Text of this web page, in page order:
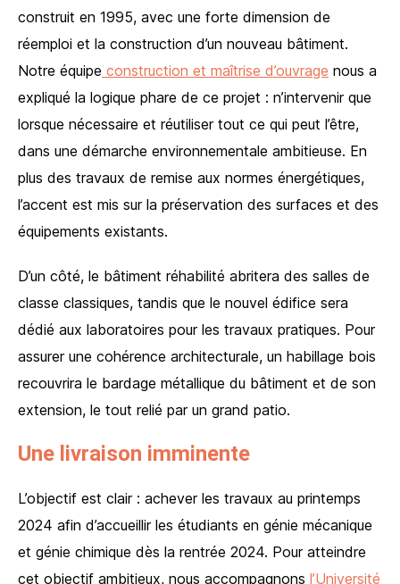
construit en 1995, avec une forte dimension de
réemploi et la construction d’un nouveau bâtiment.
Notre équipe construction et maîtrise d’ouvrage nous a
expliqué la logique phare de ce projet : n’intervenir que
lorsque nécessaire et réutiliser tout ce qui peut l’être,
dans une démarche environnementale ambitieuse. En
plus des travaux de remise aux normes énergétiques,
l’accent est mis sur la préservation des surfaces et des
équipements existants.
D’un côté, le bâtiment réhabilité abritera des salles de
classe classiques, tandis que le nouvel édifice sera
dédié aux laboratoires pour les travaux pratiques. Pour
assurer une cohérence architecturale, un habillage bois
recouvrira le bardage métallique du bâtiment et de son
extension, le tout relié par un grand patio.
Une livraison imminente
L’objectif est clair : achever les travaux au printemps
2024 afin d’accueillir les étudiants en génie mécanique
et génie chimique dès la rentrée 2024. Pour atteindre
cet objectif ambitieux, nous accompagnons l’Université
confidentielles. Vous pouvez à tout moment modifier ou supprimer ces données :
voir notre politique de confidentialité